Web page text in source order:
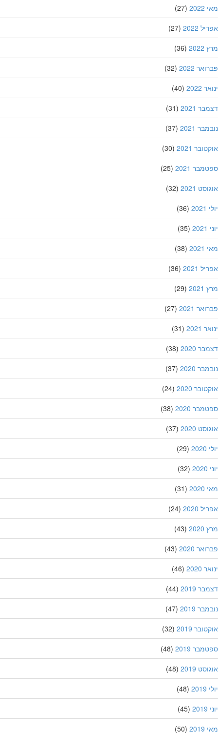
(27)
2022
(27)
(36)
2022
(32)
2022
(40)
2021
(31)
2021
(37)
2021
(30)
2021
(25)
2021
(32)
(36)
(35)
(38)
2021
(36)
(29)
2021
(27)
2021
(31)
2020
(38)
2020
(37)
2020
(24)
2020
(38)
2020
(37)
(29)
(32)
(31)
2020
(24)
(43)
2020
(43)
2020
(46)
2019
(44)
2019
(47)
2019
(32)
2019
(48)
2019
(48)
(48)
(45)
(50)